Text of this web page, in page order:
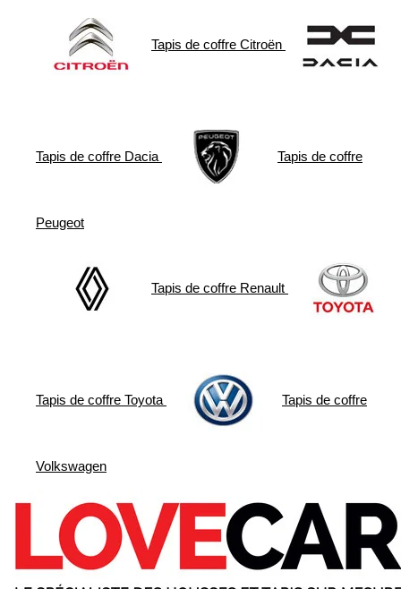
Tapis de coffre Citroën
Tapis de coffre Dacia Tapis de coffre
Peugeot
Tapis de coffre Renault
Tapis de coffre Toyota Tapis de coffre
Volkswagen